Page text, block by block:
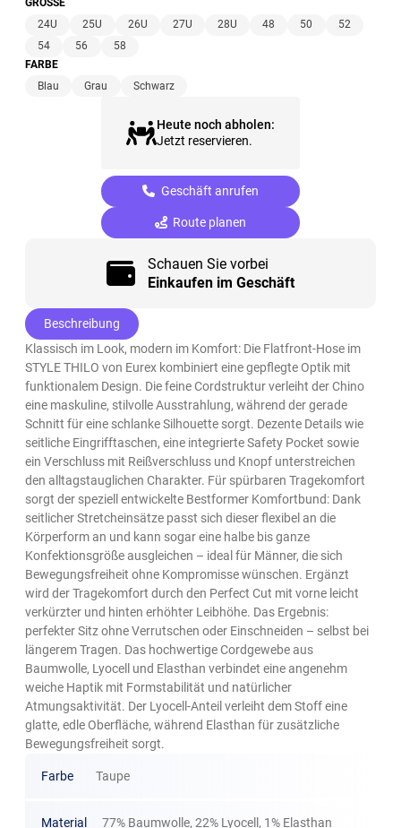
GRÖSSE
24U
25U 26U 27U 28U 48 50
52
54
56
58
FARBE
Blau
Grau Schwarz
Heute noch abholen:
Jetzt reservieren.
Geschäft anrufen
Route planen
Schauen Sie vorbei
Einkaufen im Geschäft
Beschreibung
Klassisch im Look, modern im Komfort: Die Flatfront-Hose im
STYLE THILO von Eurex kombiniert eine gepflegte Optik mit
funktionalem Design. Die feine Cordstruktur verleiht der Chino
eine maskuline, stilvolle Ausstrahlung, während der gerade
Schnitt für eine schlanke Silhouette sorgt. Dezente Details wie
seitliche Eingrifftaschen, eine integrierte Safety Pocket sowie
ein Verschluss mit Reißverschluss und Knopf unterstreichen
den alltagstauglichen Charakter. Für spürbaren Tragekomfort
sorgt der speziell entwickelte Bestformer Komfortbund: Dank
seitlicher Stretcheinsätze passt sich dieser flexibel an die
Körperform an und kann sogar eine halbe bis ganze
Konfektionsgröße ausgleichen – ideal für Männer, die sich
Bewegungsfreiheit ohne Kompromisse wünschen. Ergänzt
wird der Tragekomfort durch den Perfect Cut mit vorne leicht
verkürzter und hinten erhöhter Leibhöhe. Das Ergebnis:
perfekter Sitz ohne Verrutschen oder Einschneiden – selbst bei
längerem Tragen. Das hochwertige Cordgewebe aus
Baumwolle, Lyocell und Elasthan verbindet eine angenehm
weiche Haptik mit Formstabilität und natürlicher
Atmungsaktivität. Der Lyocell-Anteil verleiht dem Stoff eine
glatte, edle Oberfläche, während Elasthan für zusätzliche
Bewegungsfreiheit sorgt.
Farbe Taupe
Material 77% Baumwolle, 22% Lyocell, 1% Elasthan